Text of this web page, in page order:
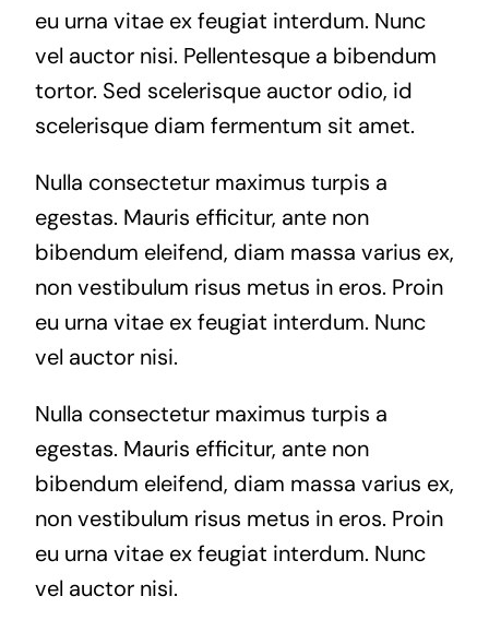
eu urna vitae ex feugiat interdum. Nunc
vel auctor nisi. Pellentesque a bibendum
tortor. Sed scelerisque auctor odio, id
scelerisque diam fermentum sit amet.
Nulla consectetur maximus turpis a
egestas. Mauris efficitur, ante non
bibendum eleifend, diam massa varius ex,
non vestibulum risus metus in eros. Proin
eu urna vitae ex feugiat interdum. Nunc
vel auctor nisi.
Nulla consectetur maximus turpis a
egestas. Mauris efficitur, ante non
bibendum eleifend, diam massa varius ex,
non vestibulum risus metus in eros. Proin
eu urna vitae ex feugiat interdum. Nunc
vel auctor nisi.